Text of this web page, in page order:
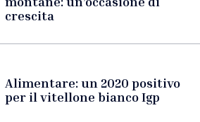
crescita
Alimentare: un 2020 positivo
per il vitellone bianco Igp